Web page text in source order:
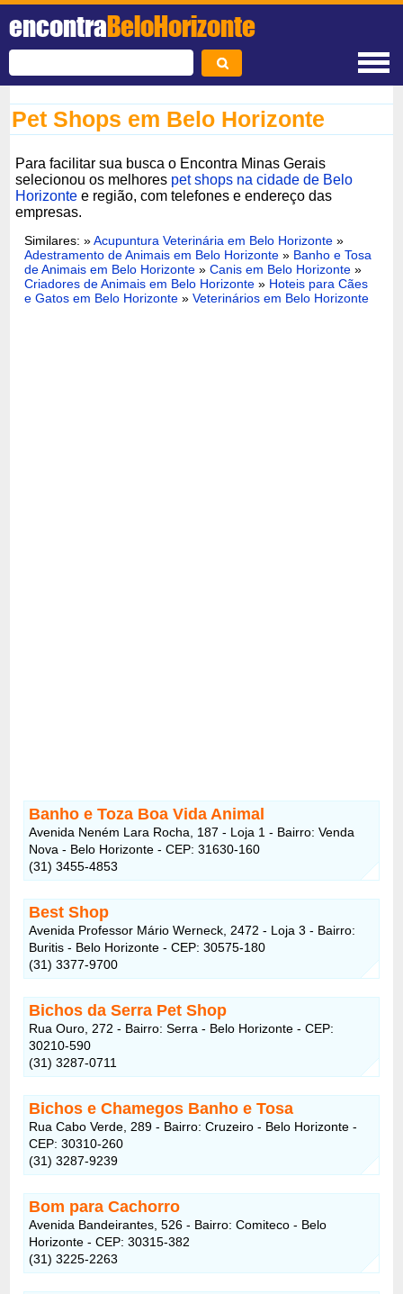
encontraBeloHorizonte
Pet Shops em Belo Horizonte
Para facilitar sua busca o Encontra Minas Gerais
selecionou os melhores pet shops na cidade de Belo
Horizonte e região, com telefones e endereço das
empresas.
Similares: »Acupuntura Veterinária em Belo Horizonte »
Adestramento de Animais em Belo Horizonte » Banho e Tosa
de Animais em Belo Horizonte »Canis em Belo Horizonte »
Criadores de Animais em Belo Horizonte » Hoteis para Cães
e Gatos em Belo Horizonte »Veterinários em Belo Horizonte
Banho e Toza Boa Vida Animal
Avenida Neném Lara Rocha, 187 - Loja 1 - Bairro: Venda
Nova - Belo Horizonte - CEP: 31630-160
(31) 3455-4853
Best Shop
Avenida Professor Mário Werneck, 2472 - Loja 3 - Bairro:
Buritis - Belo Horizonte - CEP: 30575-180
(31) 3377-9700
Bichos da Serra Pet Shop
Rua Ouro, 272 - Bairro: Serra - Belo Horizonte - CEP:
30210-590
(31) 3287-0711
Bichos e Chamegos Banho e Tosa
Rua Cabo Verde, 289 - Bairro: Cruzeiro - Belo Horizonte -
CEP: 30310-260
(31) 3287-9239
Bom para Cachorro
Avenida Bandeirantes, 526 - Bairro: Comiteco - Belo
Horizonte - CEP: 30315-382
(31) 3225-2263